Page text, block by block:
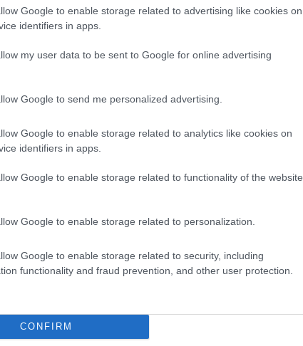
Google to enable storage related to advertising like cookies on
identifiers in apps.
my user data to be sent to Google for online advertising
Google to send me personalized advertising.
Google to enable storage related to analytics like cookies on
identifiers in apps.
Google to enable storage related to functionality of the website
Google to enable storage related to personalization.
Google to enable storage related to security, including
functionality and fraud prevention, and other user protection.
CONFIRM